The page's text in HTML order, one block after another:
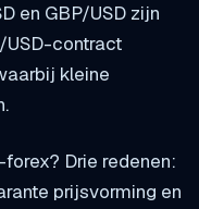
en GBP/USD zijn
USD-contract
kleine
Drie redenen:
prijsvorming en